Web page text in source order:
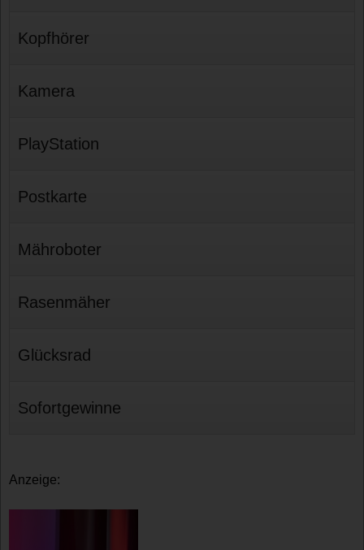
Kopfhörer
Kamera
PlayStation
Postkarte
Mähroboter
Rasenmäher
Glücksrad
Sofortgewinne
Anzeige: